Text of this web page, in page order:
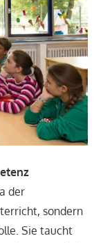
der
sondern
Sie taucht